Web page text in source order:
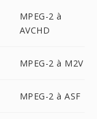
MPEG-2 à
AVCHD
MPEG-2 à M2V
MPEG-2 à ASF